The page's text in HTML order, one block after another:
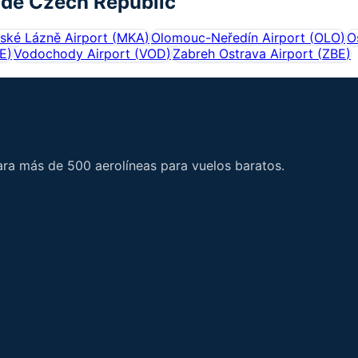
Lázně Airport (MKA)Olomouc-Neředín Airport (OLO)
) Vodochody Airport (VOD) Zabreh Ostrava Airport (ZBE)
más de 500 aerolíneas para vuelos baratos.